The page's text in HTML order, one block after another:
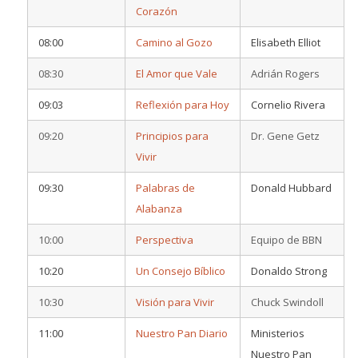
Corazón
08:00 Camino al Gozo Elisabeth Elliot
08:30 El Amor que Vale Adrián Rogers
09:03 Reflexión para Hoy Cornelio Rivera
09:20
Principios para
Vivir
Dr. Gene Getz
09:30
Palabras de
Alabanza
Donald Hubbard
10:00 Perspectiva Equipo de BBN
10:20 Un Consejo Bíblico Donaldo Strong
10:30 Visión para Vivir Chuck Swindoll
11:00 Nuestro Pan Diario
Ministerios
Nuestro Pan